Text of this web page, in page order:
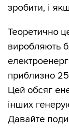
зробити, і
Теоретично
виробляють
приблизно
Цей обсяг
інших
Давайте